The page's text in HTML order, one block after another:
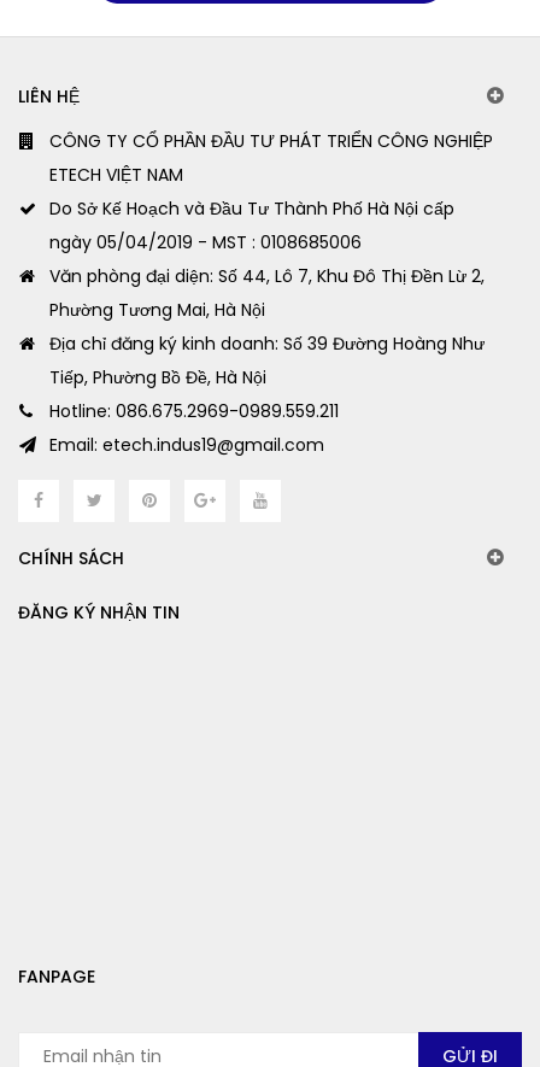
LIÊN HỆ
CÔNG TY CỔ PHẦN ĐẦU TƯ PHÁT TRIỂN CÔNG NGHIỆP
ETECH VIỆT NAM
Do Sở Kế Hoạch và Đầu Tư Thành Phố Hà Nội cấp
ngày 05/04/2019 - MST : 0108685006
Văn phòng đại diện: Số 44, Lô 7, Khu Đô Thị Đền Lừ 2,
Phường Tương Mai, Hà Nội
Địa chỉ đăng ký kinh doanh: Số 39 Đường Hoàng Như
Tiếp, Phường Bồ Đề, Hà Nội
Hotline: 086.675.2969-0989.559.211
Email: etech.indus19@gmail.com
CHÍNH SÁCH
ĐĂNG KÝ NHẬN TIN
FANPAGE